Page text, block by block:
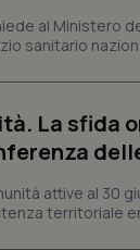
al Ministero
sanitario
La sfida
attive al 30
territoriale
aree protette del sito.